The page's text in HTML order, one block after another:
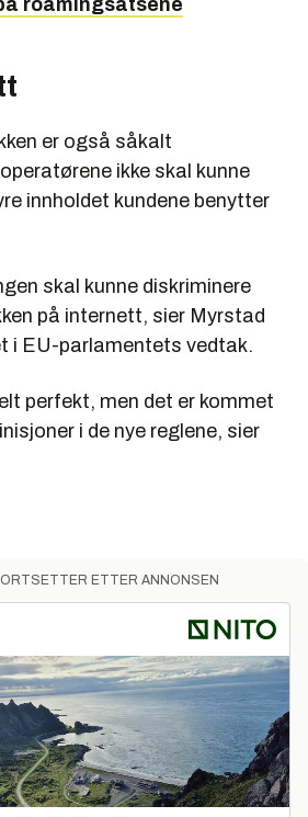
roamingsatsene
er også såkalt
ikke skal kunne
innholdet kundene benytter
skal kunne diskriminere
på internett, sier Myrstad
i EU-parlamentets vedtak.
perfekt, men det er kommet
i de nye reglene, sier
ETTER ANNONSEN